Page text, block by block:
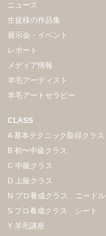
ニュース
生徒様の作品集
展示会・イベント
レポート
メディア情報
羊毛アーティスト
羊毛アートセラピー
CLASS
A 基本テクニック取得クラス
B 初〜中級クラス
C 中級クラス
D 上級クラス
N プロ養成クラス ニードル
S プロ養成クラス シート
Y 羊毛講座